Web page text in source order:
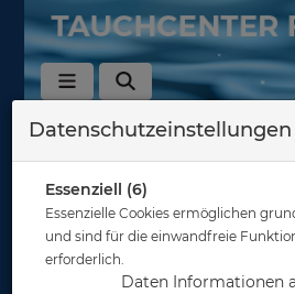
Zurück
Datenschutzeinstellungen
Essenziell (6)
Essenzielle Cookies ermöglichen
und sind für die einwandfreie
erforderlich.
Daten Informationen